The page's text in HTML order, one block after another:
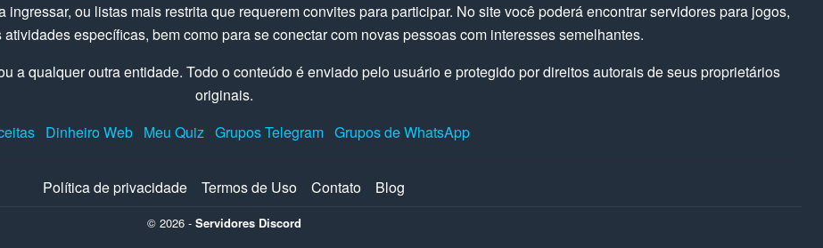
ou listas mais restrita que requerem convites para participar. No site você poderá encontrar servidores para jogos,
específicas, bem como para se conectar com novas pessoas com interesses semelhantes.
a qualquer outra entidade. Todo o conteúdo é enviado pelo usuário e protegido por direitos autorais de seus proprietários
originais.
Dinheiro Web Meu Quiz Grupos Telegram Grupos de WhatsApp
Política de privacidade Termos de Uso Contato Blog
© 2026 - Servidores Discord